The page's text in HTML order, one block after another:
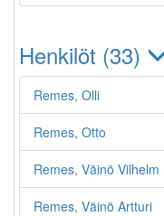
Henkilöt (33)
Remes, Olli
Remes, Otto
Remes, Väinö Vilhelm
Remes, Väinö Artturi